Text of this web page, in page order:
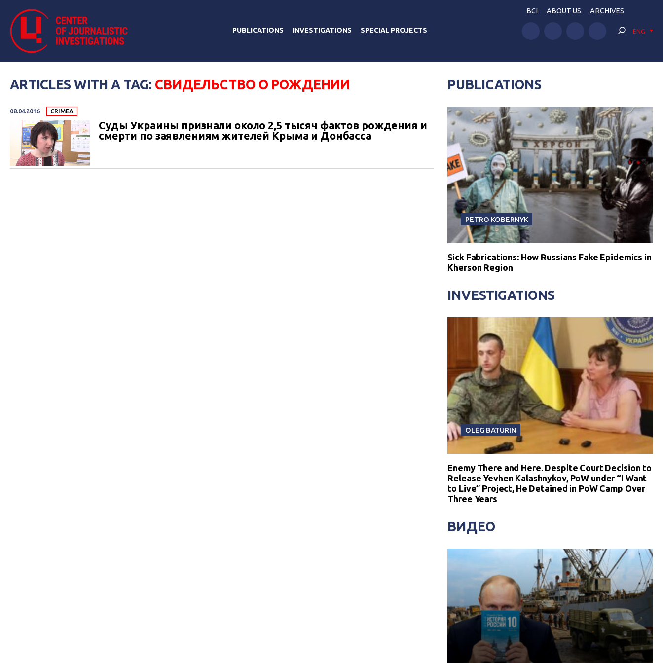
PUBLICATIONS INVESTIGATIONS SPECIAL PROJECTS
BCI ABOUT US ARCHIVES
ENG
ARTICLES WITH A TAG: СВИДЕЛЬСТВО О РОЖДЕНИИ
08.04.2016 CRIMEA
Суды Украины признали около 2,5 тысяч фактов рождения и
смерти по заявлениям жителей Крыма и Донбасса
PUBLICATIONS
PETRO KOBERNYK
Sick Fabrications: How Russians Fake Epidemics in
Kherson Region
INVESTIGATIONS
OLEG BATURIN
Enemy There and Here. Despite Court Decision to
Release Yevhen Kalashnykov, PoW under “I Want
to Live” Project, He Detained in PoW Camp Over
Three Years
ВИДЕО